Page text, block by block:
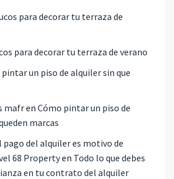
para decorar tu terraza de
para decorar tu terraza de verano
un piso de alquiler sin que
mafren Cómo pintar un piso de
marcas
pago del alquiler es motivo de
68 Propertyen Todo lo que debes
en tu contrato del alquiler